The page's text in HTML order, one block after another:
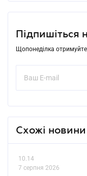
Підпишіться
Щопонеділка отримуйте
Схожі новини
10.14
7 серпня 2026